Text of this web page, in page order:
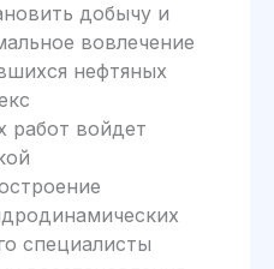
добычу и
вовлечение
нефтяных
работ войдет
специалисты